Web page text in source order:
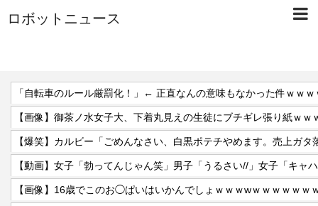
ロボットニュース
「自転車のルール厳罰化！」← 正直なんの意味もなかった件ｗｗ
【画像】御茶ノ水女子大、下着丸見えの生徒にブチギレ張り紙ｗｗ
【爆笑】カルビー「ごめんなさい、白黒ポテチやめます。売上ガ
【画像】16歳でこのお◯ぱいはいかんでしょｗｗｗwｗｗｗｗｗｗ